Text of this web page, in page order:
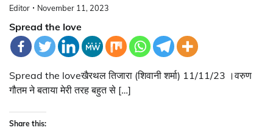
Editor November 11, 2023
Spread the love
Spread the loveखैरथल तिजारा (शिवानी शर्मा) 11/11/23 ।वरुण
गौतम ने बताया मेरी तरह बहुत से […]
Share this: